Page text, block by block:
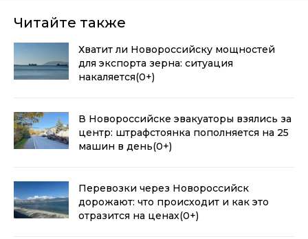
Читайте также
Хватит ли Новороссийску мощностей
для экспорта зерна: ситуация
накаляется(0+)
В Новороссийске эвакуаторы взялись за
центр: штрафстоянка пополняется на 25
машин в день(0+)
Перевозки через Новороссийск
дорожают: что происходит и как это
отразится на ценах(0+)